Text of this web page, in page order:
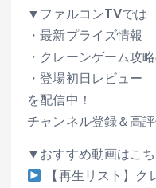
▼ファルコンTVでは
・最新プライズ情報
・クレーンゲーム攻
・登場初日レビュー
を配信中！
チャンネル登録＆高
▼おすすめ動画はこ
【再生リスト】ク